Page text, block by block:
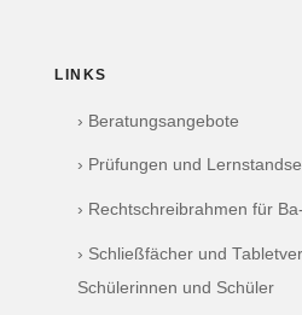
LINKS
› Beratungsangebote
› Prüfungen und
› Rechtschreibrahmen für
› Schließfächer und
Schülerinnen und Schüler